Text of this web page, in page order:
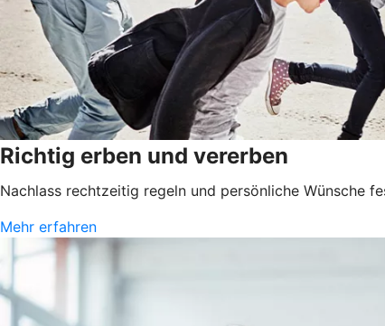
Richtig erben und vererben
Nachlass rechtzeitig regeln und persönliche Wünsche
Mehr erfahren